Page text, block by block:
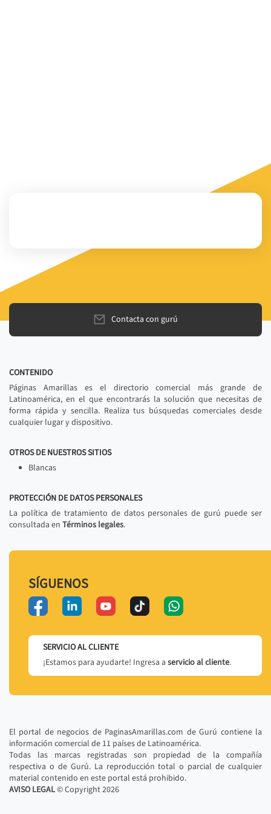
Contacta con gurú
CONTENIDO
Páginas Amarillas es el directorio comercial más grande de
Latinoamérica, en el que encontrarás la solución que necesitas de
forma rápida y sencilla. Realiza tus búsquedas comerciales desde
cualquier lugar y dispositivo.
OTROS DE NUESTROS SITIOS
Blancas
PROTECCIÓN DE DATOS PERSONALES
La política de tratamiento de datos personales de gurú puede ser
consultada en Términos legales.
SÍGUENOS
SERVICIO AL CLIENTE
¡Estamos para ayudarte! Ingresa a servicio al cliente.
El portal de negocios de PaginasAmarillas.com de Gurú contiene la
información comercial de 11 países de Latinoamérica.
Todas las marcas registradas son propiedad de la compañía
respectiva o de Gurú. La reproducción total o parcial de cualquier
material contenido en este portal está prohibido.
AVISO LEGAL© Copyright2026